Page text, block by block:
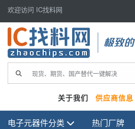
欢迎访问 IC找料网
极致
关于我们 供应商信息
电子元器件分类 热门厂牌